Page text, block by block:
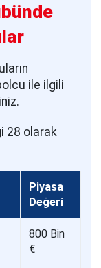
ile ilgili
28 olarak
Piyasa
Değeri
800 Bin
€